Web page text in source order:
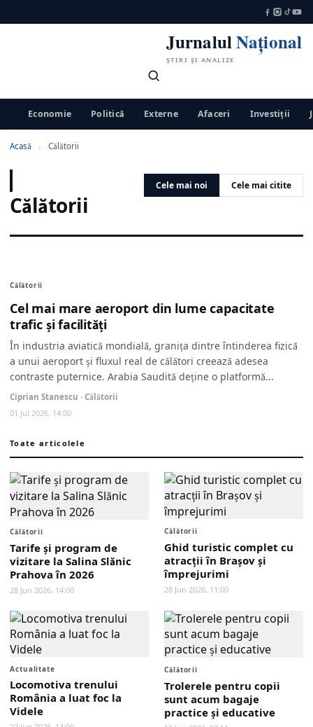
JurnalulNațional
ȘTIRI ȘI ANALIZE
Economie Politică Externe Afaceri Investiții
Acasă › Călătorii
Călătorii
Cele mai noi Cele mai citite
Călătorii
Cel mai mare aeroport din lume capacitate
trafic și facilități
În industria aviatică mondială, granița dintre întinderea fizică
a unui aeroport și fluxul real de călători creează adesea
contraste puternice. Arabia Saudită deține o platformă...
Ciprian Stanescu · Călătorii
01 Jul 2026, 14:00
Toate articolele
Călătorii
Tarife și program de
vizitare la Salina Slănic
Prahova în 2026
28 Jun 2026, 14:00
Călătorii
Ghid turistic complet cu
atracții în Brașov și
împrejurimi
28 Jun 2026, 11:00
Actualitate
Locomotiva trenului
România a luat foc la
Videle
Călătorii
Trolerele pentru copii
sunt acum bagaje
practice și educative